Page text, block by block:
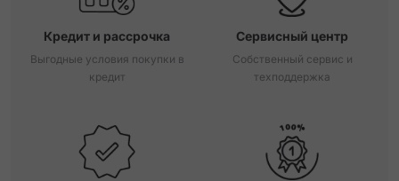
Кредит и рассрочка
Выгодные условия покупки в
кредит
Сервисный центр
Собственный сервис и
техподдержка